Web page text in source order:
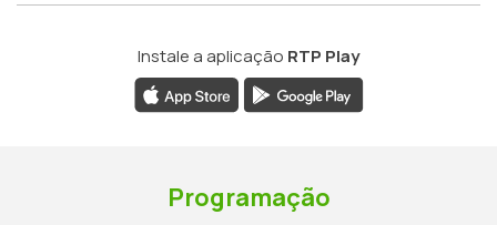
Instale a aplicação RTP Play
Programação